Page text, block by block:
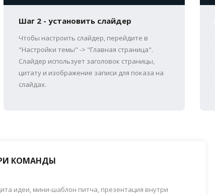
Шаг 2 - установить слайдер
Чтобы настроить слайдер, перейдите в
"Настройки темы" -> "Главная страница".
Слайдер использует заголовок страницы,
цитату и изображение записи для показа на
слайдах.
КОМАНДЫ
идеи, мини-шаблон питча, презентация внутри